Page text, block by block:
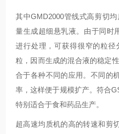
其中GMD2000管线式高剪切
量生成超细悬乳液。由于同时
进行处理，可获得很窄的粒径
粒，因而生成的混合液的稳定
合于各种不同的应用。不同的
率，这样便于规模扩产。符合
特别适合于食和药品生产。
超高速均质机的高的转速和剪